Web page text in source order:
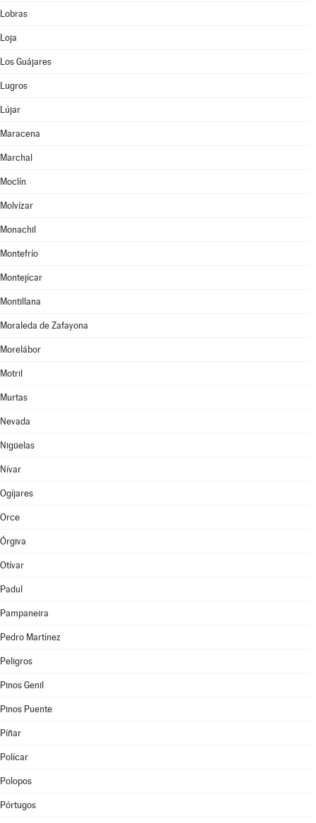
Lobras
Loja
Los Guájares
Lugros
Lújar
Maracena
Marchal
Moclín
Molvízar
Monachil
Montefrío
Montejícar
Montillana
Moraleda de Zafayona
Morelábor
Motril
Murtas
Nevada
Nigüelas
Nívar
Ogíjares
Orce
Órgiva
Otívar
Padul
Pampaneira
Pedro Martínez
Peligros
Pinos Genil
Pinos Puente
Píñar
Polícar
Polopos
Pórtugos